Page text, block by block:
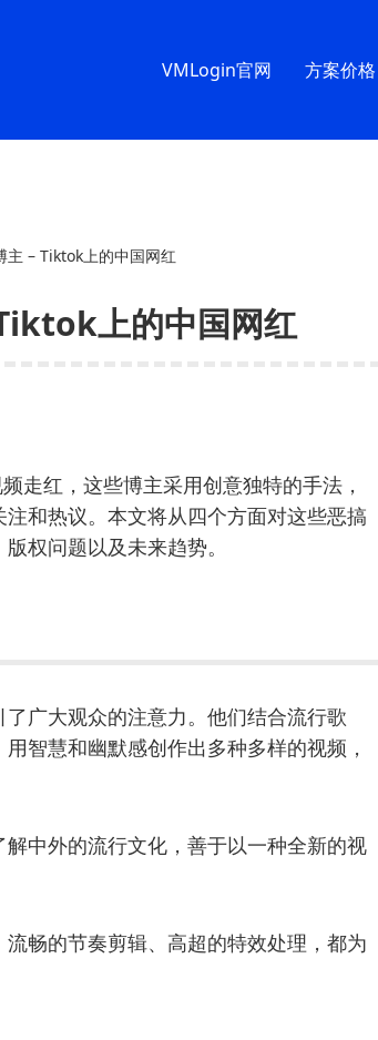
VMLogin官网 方案价格
– Tiktok上的中国网红
上的中国网红
走红，这些博主采用创意独特的手法，
和热议。本文将从四个方面对这些恶搞
权问题以及未来趋势。
广大观众的注意力。他们结合流行歌
智慧和幽默感创作出多种多样的视频，
中外的流行文化，善于以一种全新的视
畅的节奏剪辑、高超的特效处理，都为